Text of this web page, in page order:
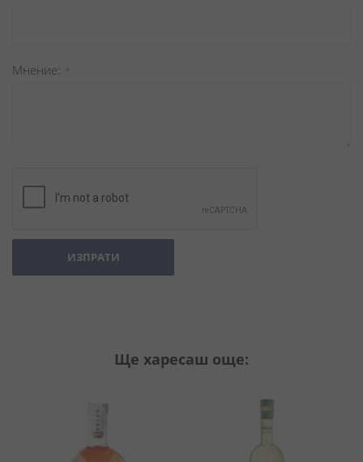
Мнение
ИЗПРАТИ
Ще харесаш още: